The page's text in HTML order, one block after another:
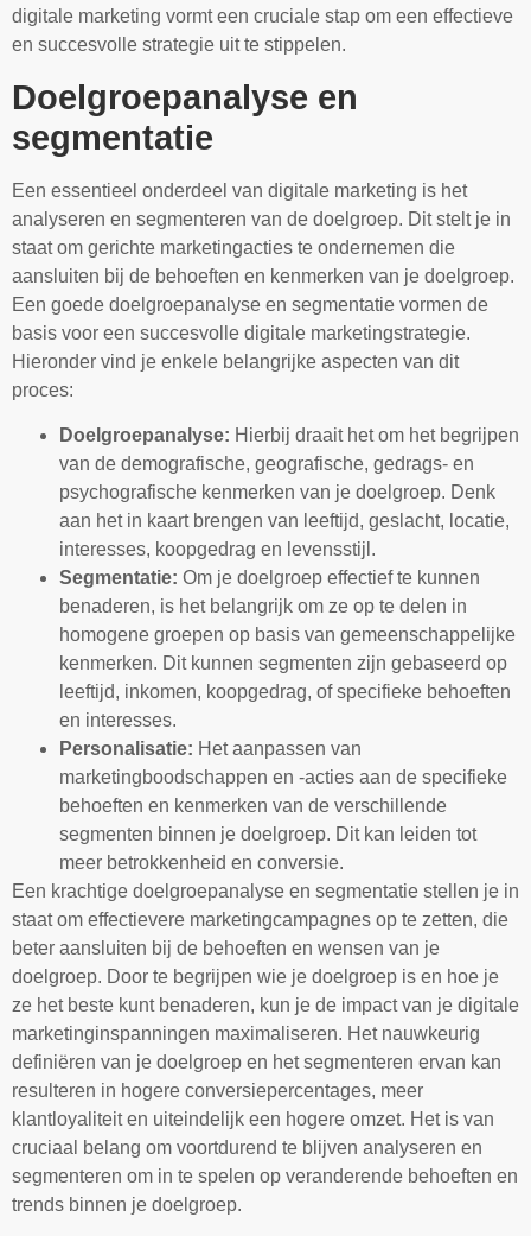
digitale marketing vormt een cruciale stap om een effectieve
en succesvolle strategie uit te stippelen.
Doelgroepanalyse en
segmentatie
Een essentieel onderdeel van digitale marketing is het
analyseren en segmenteren van de doelgroep. Dit stelt je in
staat om gerichte marketingacties te ondernemen die
aansluiten bij de behoeften en kenmerken van je doelgroep.
Een goede doelgroepanalyse en segmentatie vormen de
basis voor een succesvolle digitale marketingstrategie.
Hieronder vind je enkele belangrijke aspecten van dit
proces:
Doelgroepanalyse: Hierbij draait het om het begrijpen
van de demografische, geografische, gedrags- en
psychografische kenmerken van je doelgroep. Denk
aan het in kaart brengen van leeftijd, geslacht, locatie,
interesses, koopgedrag en levensstijl.
Segmentatie: Om je doelgroep effectief te kunnen
benaderen, is het belangrijk om ze op te delen in
homogene groepen op basis van gemeenschappelijke
kenmerken. Dit kunnen segmenten zijn gebaseerd op
leeftijd, inkomen, koopgedrag, of specifieke behoeften
en interesses.
Personalisatie: Het aanpassen van
marketingboodschappen en -acties aan de specifieke
behoeften en kenmerken van de verschillende
segmenten binnen je doelgroep. Dit kan leiden tot
meer betrokkenheid en conversie.
Een krachtige doelgroepanalyse en segmentatie stellen je in
staat om effectievere marketingcampagnes op te zetten, die
beter aansluiten bij de behoeften en wensen van je
doelgroep. Door te begrijpen wie je doelgroep is en hoe je
ze het beste kunt benaderen, kun je de impact van je digitale
marketinginspanningen maximaliseren. Het nauwkeurig
definiëren van je doelgroep en het segmenteren ervan kan
resulteren in hogere conversiepercentages, meer
klantloyaliteit en uiteindelijk een hogere omzet. Het is van
cruciaal belang om voortdurend te blijven analyseren en
segmenteren om in te spelen op veranderende behoeften en
trends binnen je doelgroep.